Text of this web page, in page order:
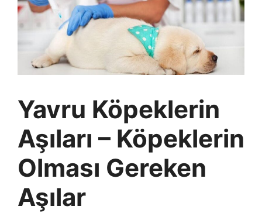
Yavru Köpeklerin
Aşıları – Köpeklerin
Olması Gereken
Aşılar